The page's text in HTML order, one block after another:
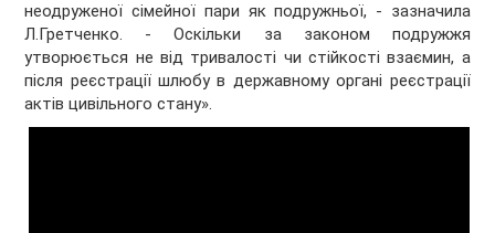
неодруженої сімейної пари як подружньої, - зазначила
Л.Гретченко. - Оскільки за законом подружжя
утворюється не від тривалості чи стійкості взаємин, а
після реєстрації шлюбу в державному органі реєстрації
актів цивільного стану».